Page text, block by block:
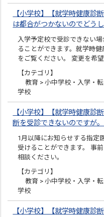
【小学校】【就学時健康診
は都合がつかないのでどう
入学予定校で受診できない
ることができます。就学時
をご覧ください。 変更を希
【カテゴリ】
教育 > 小中学校・入学・
学校
【小学校】【就学時健康診
断を受診できないのですが。
1月以降にお知らせする指定
受けることができます。 事
相談ください。
【カテゴリ】
教育 > 小中学校・入学・
学校
【小学校】【就学時健康診